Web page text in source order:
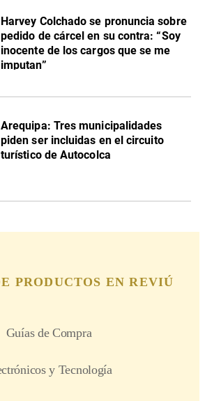
Harvey Colchado se pronuncia sobre
pedido de cárcel en su contra: “Soy
inocente de los cargos que se me
imputan”
Arequipa: Tres municipalidades
piden ser incluidas en el circuito
turístico de Autocolca